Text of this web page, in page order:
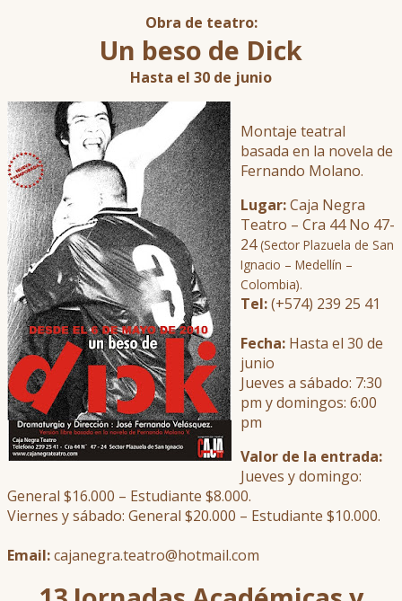
Obra de teatro:
Un beso de Dick
Hasta el 30 de junio
Montaje teatral
basada en la novela de
Fernando Molano.
Lugar:Caja Negra
Teatro – Cra 44 No 47-
24(Sector Plazuela de San
Ignacio – Medellín –
Colombia).
Tel:(+574) 239 25 41
Fecha: Hasta el 30 de
junio
Jueves a sábado: 7:30
pm y domingos: 6:00
pm
Valor de la entrada:
Jueves y domingo:
General $16.000 – Estudiante $8.000.
Viernes y sábado: General $20.000 – Estudiante $10.000.
Email:cajanegra.teatro@hotmail.com